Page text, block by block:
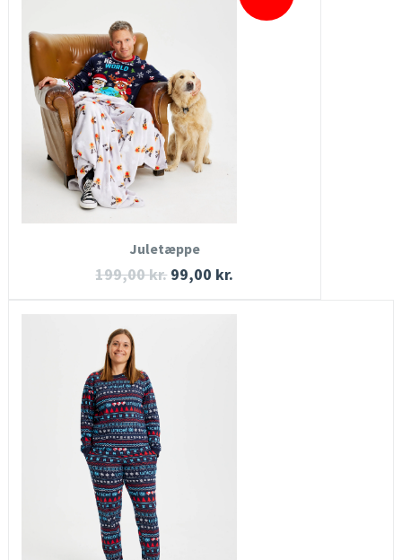
HURTIGT KIG
SE MERE
Juletæppe
199,00kr.99,00 kr.